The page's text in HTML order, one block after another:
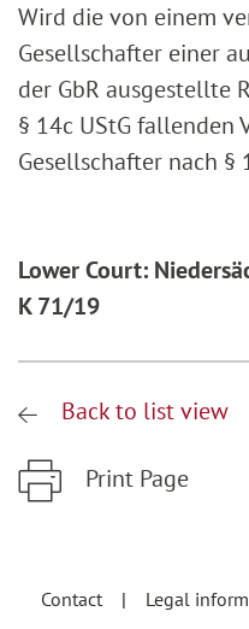
Wird die von einem
Gesellschafter einer
der GbR ausgestellte
§ 14c UStG fallenden
Gesellschafter nach §
Lower Court:
K 71/19
Back to list view
Print Page
Contact
Legal